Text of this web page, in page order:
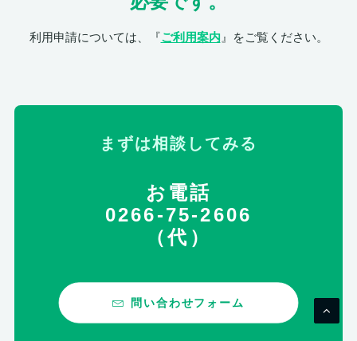
利用申請については、『ご利用案内』をご覧ください。
まずは相談してみる
お電話
0266-75-2606
（代）
問い合わせフォーム